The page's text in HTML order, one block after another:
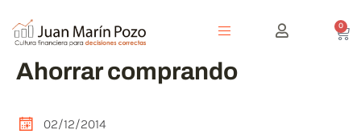
0
Ahorrar comprando
02/12/2014